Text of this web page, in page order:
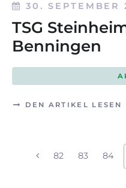
30. SEPTEMBER
TSG
Benningen
DEN ARTIKEL LESEN
82 83 84